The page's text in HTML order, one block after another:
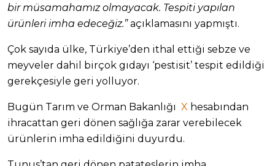
bir müsamahamız olmayacak. Tespiti yapılan
ürünleri imha edeceğiz.”açıklamasını yapmıştı.
Çok sayıda ülke, Türkiye’den ithal ettiği sebze ve
meyveler dahil birçok gıdayı ‘pestisit’ tespit edildiği
gerekçesiyle geri yolluyor.
Bugün Tarım ve Orman Bakanlığı X hesabından
ihracattan geri dönen sağlığa zarar verebilecek
ürünlerin imha edildiğini duyurdu.